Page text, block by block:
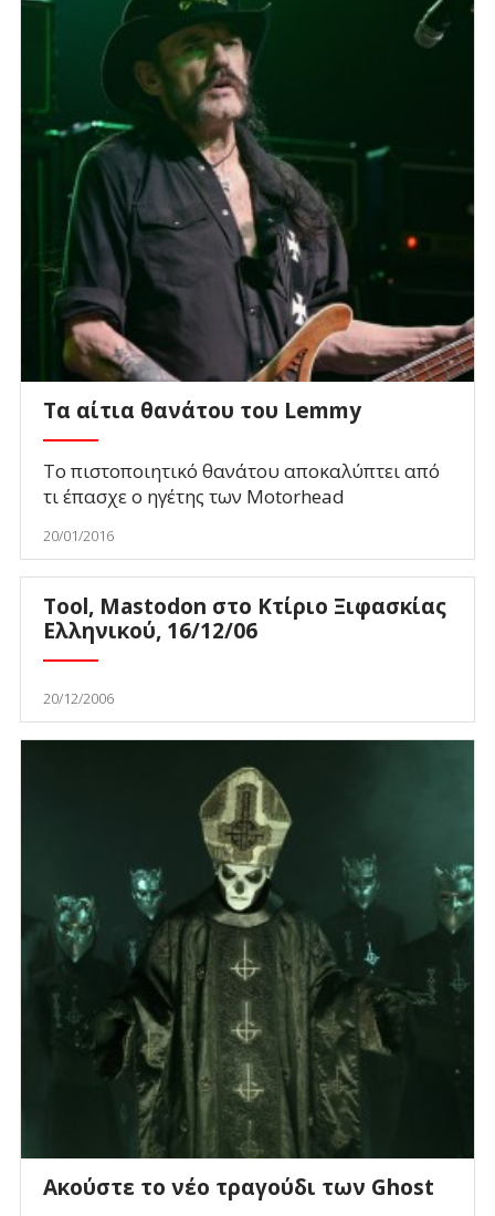
Τα αίτια θανάτου του Lemmy
Το πιστοποιητικό θανάτου αποκαλύπτει από
τι έπασχε ο ηγέτης των Motorhead
20/01/2016
Tool, Mastodon στο Κτίριο Ξιφασκίας
Ελληνικού, 16/12/06
20/12/2006
Aκούστε το νέο τραγούδι των Ghost